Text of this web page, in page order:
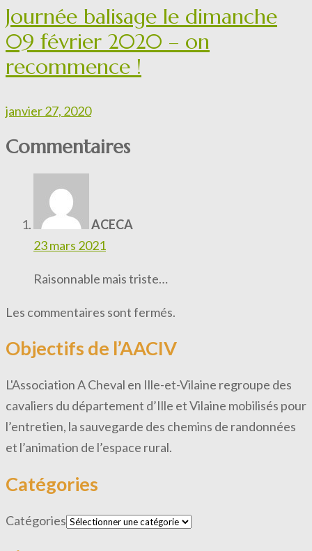
Journée balisage le dimanche
09 février 2020 – on
recommence !
janvier 27, 2020
Commentaires
ACECA
23 mars 2021
Raisonnable mais triste…
Les commentaires sont fermés.
Objectifs de l’AACIV
L'Association A Cheval en Ille-et-Vilaine regroupe des
cavaliers du département d’Ille et Vilaine mobilisés pour
l’entretien, la sauvegarde des chemins de randonnées
et l’animation de l’espace rural.
Catégories
Catégories